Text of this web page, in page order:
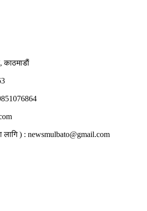
काठमाडाैं
लागि ) : newsmulbato@gmail.com